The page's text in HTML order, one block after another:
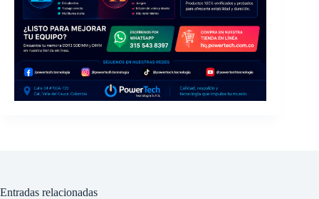
Entradas relacionadas